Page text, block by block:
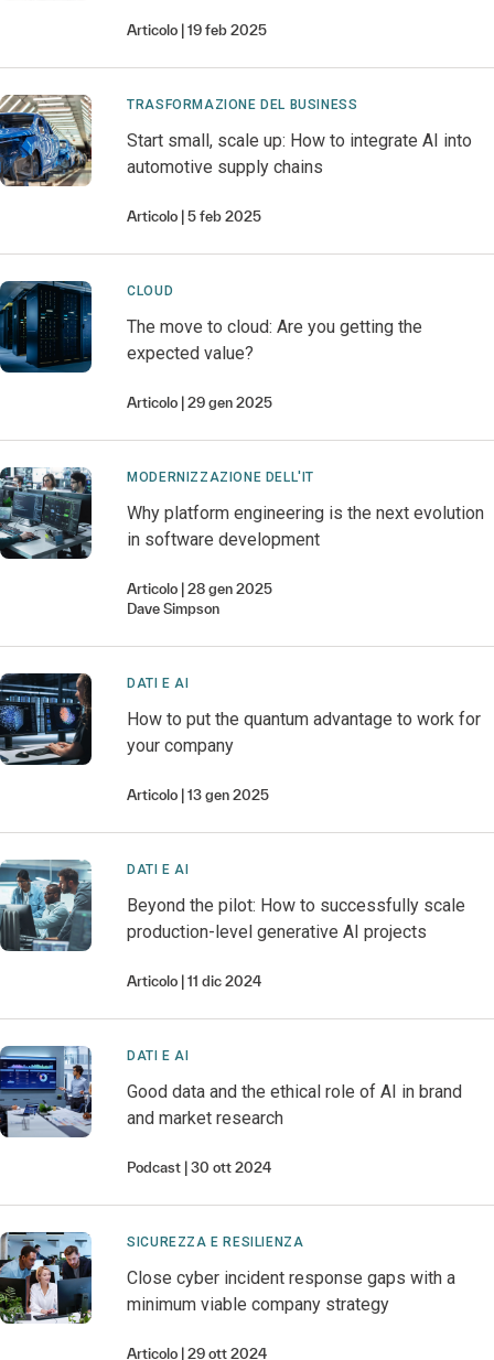
Articolo 19 feb 2025
TRASFORMAZIONE DEL BUSINESS
Start small, scale up: How to integrate AI into
automotive supply chains
Articolo 5 feb 2025
CLOUD
The move to cloud: Are you getting the
expected value?
Articolo 29 gen 2025
MODERNIZZAZIONE DELL'IT
Why platform engineering is the next evolution
in software development
Articolo
28 gen 2025
Dave Simpson
DATI E AI
How to put the quantum advantage to work for
your company
Articolo 13 gen 2025
DATI E AI
Beyond the pilot: How to successfully scale
production-level generative AI projects
Articolo 11 dic 2024
DATI E AI
Good data and the ethical role of AI in brand
and market research
Podcast 30 ott 2024
SICUREZZA E RESILIENZA
Close cyber incident response gaps with a
minimum viable company strategy
Articolo 29 ott 2024